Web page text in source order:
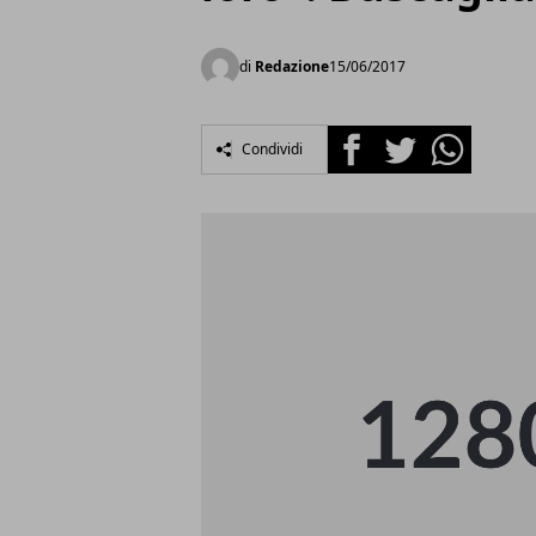
di Redazione15/06/2017
Condividi FacebookTwitterWhatsapp